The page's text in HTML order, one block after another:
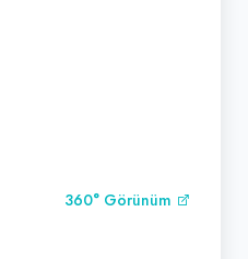
360° Görünüm